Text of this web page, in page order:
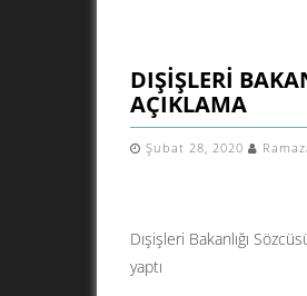
DIŞIŞLERI
AÇIKLAMA
Şubat 28, 2020
Dışişleri Bakanlığı
yaptı